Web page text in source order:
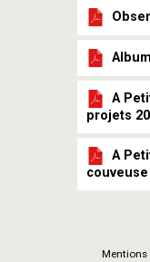
A
projets
A
couveuse
Mentions